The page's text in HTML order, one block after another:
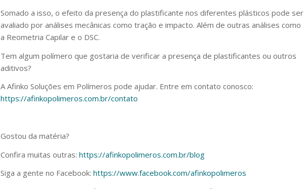
Somado a isso, o efeito da presença do plastificante nos diferentes plásticos pode ser
avaliado por análises mecânicas como tração e impacto. Além de outras análises como
a Reometria Capilar e o DSC.
Tem algum polímero que gostaria de verificar a presença de plastificantes ou outros
aditivos?
A Afinko Soluções em Polímeros pode ajudar. Entre em contato conosco:
https://afinkopolimeros.com.br/contato
Gostou da matéria?
Confira muitas outras: https://afinkopolimeros.com.br/blog
Siga a gente no Facebook: https://www.facebook.com/afinkopolimeros